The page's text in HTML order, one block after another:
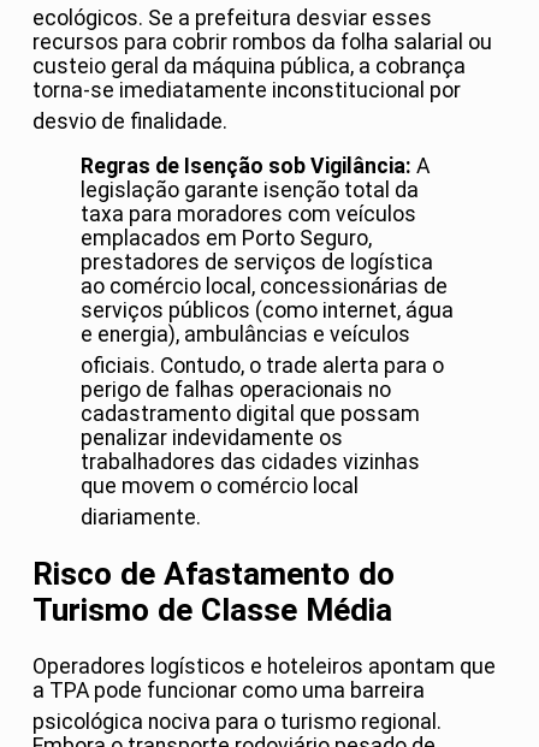
ecológicos. Se a prefeitura desviar esses
recursos para cobrir rombos da folha salarial ou
custeio geral da máquina pública, a cobrança
torna-se imediatamente inconstitucional por
desvio de finalidade.
Regras de Isenção sob Vigilância: A
legislação garante isenção total da
taxa para moradores com veículos
emplacados em Porto Seguro,
prestadores de serviços de logística
ao comércio local, concessionárias de
serviços públicos (como internet, água
e energia), ambulâncias e veículos
oficiais. Contudo, o trade alerta para o
perigo de falhas operacionais no
cadastramento digital que possam
penalizar indevidamente os
trabalhadores das cidades vizinhas
que movem o comércio local
diariamente.
Risco de Afastamento do
Turismo de Classe Média
Operadores logísticos e hoteleiros apontam que
a TPA pode funcionar como uma barreira
psicológica nociva para o turismo regional .